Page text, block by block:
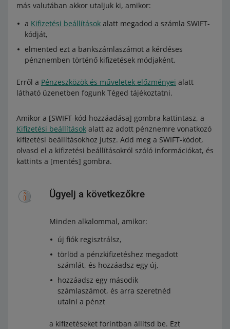
más valutában akkor utaljuk ki, amikor:
a Kifizetési beállítások alatt megadod a számla SWIFT-
kódját,
elmented ezt a bankszámlaszámot a kérdéses
pénznemben történő kifizetések módjaként.
Erről a Pénzeszközök és műveletek előzményei alatt
látható üzenetben fogunk Téged tájékoztatni.
Amikor a [SWIFT-kód hozzáadása] gombra kattintasz, a
Kifizetési beállítások alatt az adott pénznemre vonatkozó
kifizetési beállításokhoz jutsz. Add meg a SWIFT-kódot,
olvasd el a kifizetési beállításokról szóló információkat, és
kattints a [mentés] gombra.
Ügyelj a következőkre
Minden alkalommal, amikor:
új fiók regisztrálsz,
törlöd a pénzkifizetéshez megadott
számlát, és hozzáadsz egy új,
hozzáadsz egy második
számlaszámot, és arra szeretnéd
utalni a pénzt
a kifizetéseket forintban állítsd be. Ezt